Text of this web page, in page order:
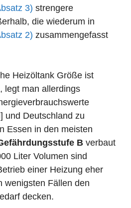
3) strengere
die wiederum in
2) zusammengefasst
Heizöltank Größe ist
legt man allerdings
und Deutschland zu
Essen in den meisten
B verbaut
Liter Volumen sind
einer Heizung eher
wenigsten Fällen den
decken.